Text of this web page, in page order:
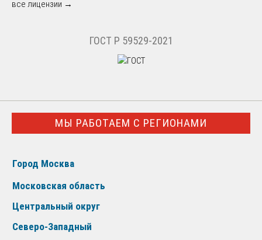
все лицензии →
ГОСТ Р 59529-2021
МЫ РАБОТАЕМ С РЕГИОНАМИ
Город Москва
Московская область
Центральный округ
Северо-Западный